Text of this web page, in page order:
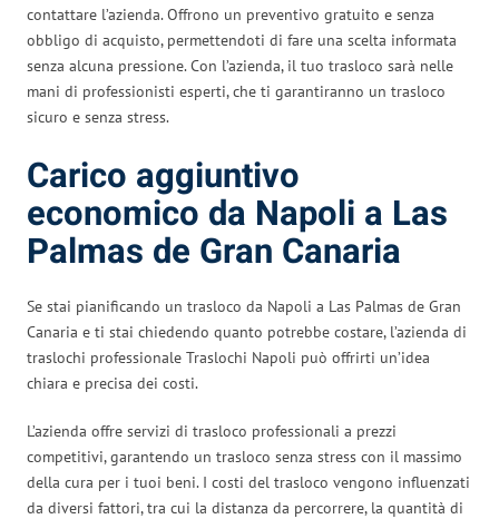
contattare l’azienda. Offrono un preventivo gratuito e senza
obbligo di acquisto, permettendoti di fare una scelta informata
senza alcuna pressione. Con l’azienda, il tuo trasloco sarà nelle
mani di professionisti esperti, che ti garantiranno un trasloco
sicuro e senza stress.
Carico aggiuntivo
economico da Napoli a Las
Palmas de Gran Canaria
Se stai pianificando un trasloco da Napoli a Las Palmas de Gran
Canaria e ti stai chiedendo quanto potrebbe costare, l’azienda di
traslochi professionale Traslochi Napoli può offrirti un’idea
chiara e precisa dei costi.
L’azienda offre servizi di trasloco professionali a prezzi
competitivi, garantendo un trasloco senza stress con il massimo
della cura per i tuoi beni. I costi del trasloco vengono influenzati
da diversi fattori, tra cui la distanza da percorrere, la quantità di